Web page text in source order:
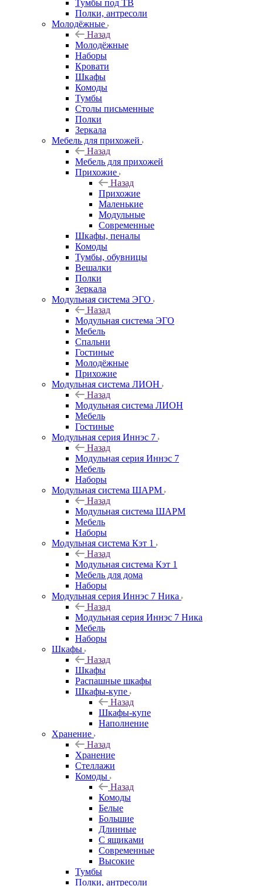
Тумбы под ТВ
Полки, антресоли
Молодёжные
Назад
Молодёжные
Наборы
Кровати
Шкафы
Комоды
Тумбы
Столы письменные
Полки
Зеркала
Мебель для прихожей
Назад
Мебель для прихожей
Прихожие
Назад
Прихожие
Маленькие
Модульные
Современные
Шкафы, пеналы
Комоды
Тумбы, обувницы
Вешалки
Полки
Зеркала
Модульная система ЭГО
Назад
Модульная система ЭГО
Мебель
Спальни
Гостиные
Молодёжные
Прихожие
Модульная система ЛИОН
Назад
Модульная система ЛИОН
Мебель
Гостиные
Модульная серия Иннэс 7
Назад
Модульная серия Иннэс 7
Мебель
Наборы
Модульная система ШАРМ
Назад
Модульная система ШАРМ
Мебель
Наборы
Модульная система Кэт 1
Назад
Модульная система Кэт 1
Мебель для дома
Наборы
Модульная серия Иннэс 7 Ника
Назад
Модульная серия Иннэс 7 Ника
Мебель
Наборы
Шкафы
Назад
Шкафы
Распашные шкафы
Шкафы-купе
Назад
Шкафы-купе
Наполнение
Хранение
Назад
Хранение
Стеллажи
Комоды
Назад
Комоды
Белые
Большие
Длинные
С ящиками
Современные
Высокие
Тумбы
Полки, антресоли